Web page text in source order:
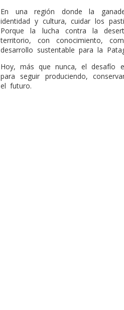
En una región donde la
identidad y cultura, cuidar los
Porque la lucha contra la
territorio, con conocimiento,
desarrollo sustentable para la
Hoy, más que nunca, el desafío
para seguir produciendo,
el futuro.